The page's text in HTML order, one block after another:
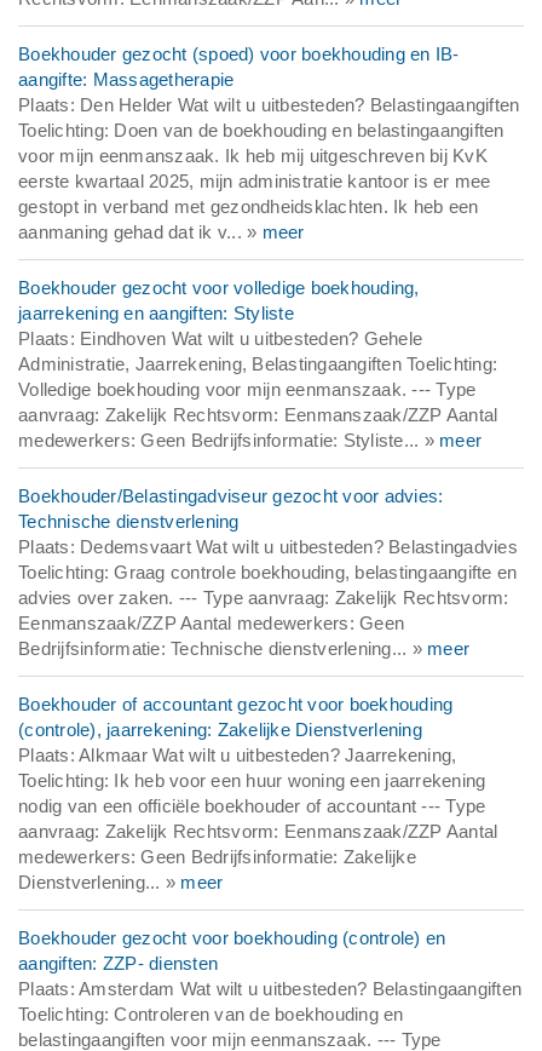
Boekhouder gezocht (spoed) voor boekhouding en IB-
aangifte: Massagetherapie
Plaats: Den Helder Wat wilt u uitbesteden? Belastingaangiften
Toelichting: Doen van de boekhouding en belastingaangiften
voor mijn eenmanszaak. Ik heb mij uitgeschreven bij KvK
eerste kwartaal 2025, mijn administratie kantoor is er mee
gestopt in verband met gezondheidsklachten. Ik heb een
aanmaning gehad dat ik v... » meer
Boekhouder gezocht voor volledige boekhouding,
jaarrekening en aangiften: Styliste
Plaats: Eindhoven Wat wilt u uitbesteden? Gehele
Administratie, Jaarrekening, Belastingaangiften Toelichting:
Volledige boekhouding voor mijn eenmanszaak. --- Type
aanvraag: Zakelijk Rechtsvorm: Eenmanszaak/ZZP Aantal
medewerkers: Geen Bedrijfsinformatie: Styliste... » meer
Boekhouder/Belastingadviseur gezocht voor advies:
Technische dienstverlening
Plaats: Dedemsvaart Wat wilt u uitbesteden? Belastingadvies
Toelichting: Graag controle boekhouding, belastingaangifte en
advies over zaken. --- Type aanvraag: Zakelijk Rechtsvorm:
Eenmanszaak/ZZP Aantal medewerkers: Geen
Bedrijfsinformatie: Technische dienstverlening... » meer
Boekhouder of accountant gezocht voor boekhouding
(controle), jaarrekening: Zakelijke Dienstverlening
Plaats: Alkmaar Wat wilt u uitbesteden? Jaarrekening,
Toelichting: Ik heb voor een huur woning een jaarrekening
nodig van een officiële boekhouder of accountant --- Type
aanvraag: Zakelijk Rechtsvorm: Eenmanszaak/ZZP Aantal
medewerkers: Geen Bedrijfsinformatie: Zakelijke
Dienstverlening... » meer
Boekhouder gezocht voor boekhouding (controle) en
aangiften: ZZP- diensten
Plaats: Amsterdam Wat wilt u uitbesteden? Belastingaangiften
Toelichting: Controleren van de boekhouding en
belastingaangiften voor mijn eenmanszaak. --- Type